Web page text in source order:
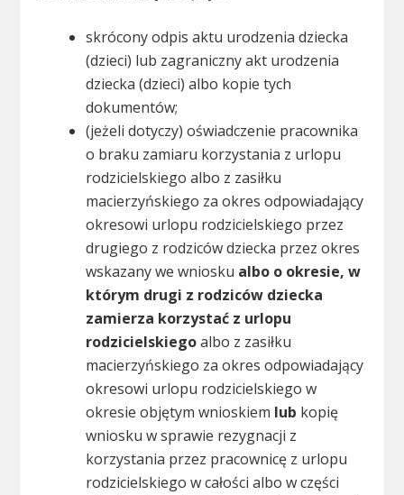
skrócony odpis aktu urodzenia dziecka
(dzieci) lub zagraniczny akt urodzenia
dziecka (dzieci) albo kopie tych
dokumentów;
(jeżeli dotyczy) oświadczenie pracownika
o braku zamiaru korzystania z urlopu
rodzicielskiego albo z zasiłku
macierzyńskiego za okres odpowiadający
okresowi urlopu rodzicielskiego przez
drugiego z rodziców dziecka przez okres
wskazany we wniosku albo o okresie, w
którym drugi z rodziców dziecka
zamierza korzystać z urlopu
rodzicielskiegoalbo z zasiłku
macierzyńskiego za okres odpowiadający
okresowi urlopu rodzicielskiego w
okresie objętym wnioskiem lub kopię
wniosku w sprawie rezygnacji z
korzystania przez pracownicę z urlopu
rodzicielskiego w całości albo w części